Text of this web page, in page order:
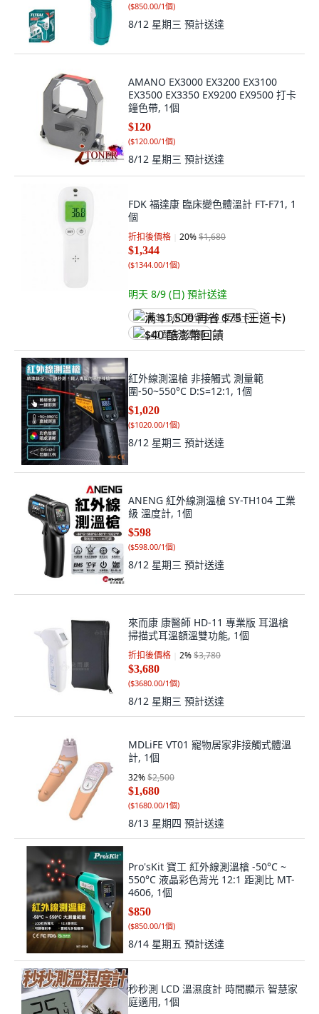
($850.00/1個)
8/12 星期三 預計送達
AMANO EX3000 EX3200 EX3100
EX3500 EX3350 EX9200 EX9500 打卡
鐘色帶, 1個
$120
($120.00/1個)
8/12 星期三 預計送達
FDK 福達康 臨床變色體溫計 FT-F71, 1
個
折扣後價格 20%$1,680
$1,344
($1344.00/1個)
明天 8/9 (日) 預計送達
满 $1,500 再省 $75 (王道卡)
$40 酷澎幣回饋
紅外線測溫槍 非接觸式 測量範
圍-50~550°C D:S=12:1, 1個
$1,020
($1020.00/1個)
8/12 星期三 預計送達
ANENG 紅外線測溫槍 SY-TH104 工業
級 溫度計, 1個
$598
($598.00/1個)
8/12 星期三 預計送達
來而康 康醫師 HD-11 專業版 耳溫槍
掃描式耳溫額溫雙功能, 1個
折扣後價格 2%$3,780
$3,680
($3680.00/1個)
8/12 星期三 預計送達
MDLiFE VT01 寵物居家非接觸式體溫
計, 1個
32%$2,500
$1,680
($1680.00/1個)
8/13 星期四 預計送達
Pro'sKit 寶工 紅外線測溫槍 -50°C ~
550°C 液晶彩色背光 12:1 距測比 MT-
4606, 1個
$850
($850.00/1個)
8/14 星期五 預計送達
秒秒測 LCD 溫濕度計 時間顯示 智慧家
庭適用, 1個